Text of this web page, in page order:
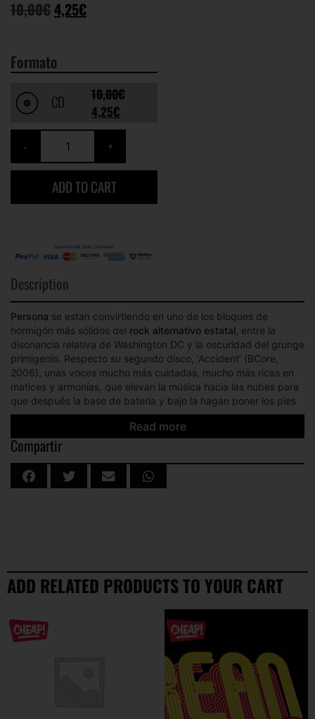
10,00€4,25€
Formato
CD 10,00€
4,25€
ADD TO CART
Description
Persona se estan convirtiendo en uno de los bloques de
hormigón más sólidos del rock alternativo estatal , entre la
disonancia relativa de Washington DC y la oscuridad del grunge
primigenio. Respecto su segundo disco, ‘Accident’ (BCore,
2006), unas voces mucho más cuidadas, mucho más ricas en
matices y armonías, que elevan la música hacia las nubes para
que después la base de batería y bajo la hagan poner los pies
en el suelo. Dead Make-Up
Read more
Compartir
ADD RELATED PRODUCTS TO YOUR CART